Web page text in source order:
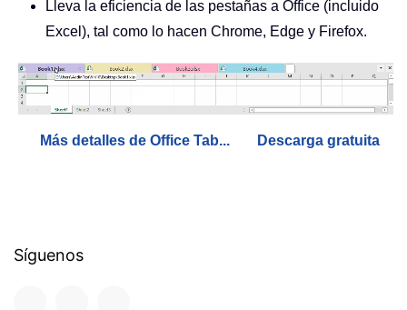
Lleva la eficiencia de las pestañas a Office (incluido
Excel), tal como lo hacen Chrome, Edge y Firefox.
Más detalles de Office Tab... Descarga gratuita
Síguenos